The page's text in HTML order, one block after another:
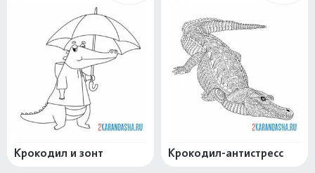
Крокодил и зонт Крокодил-антистресс